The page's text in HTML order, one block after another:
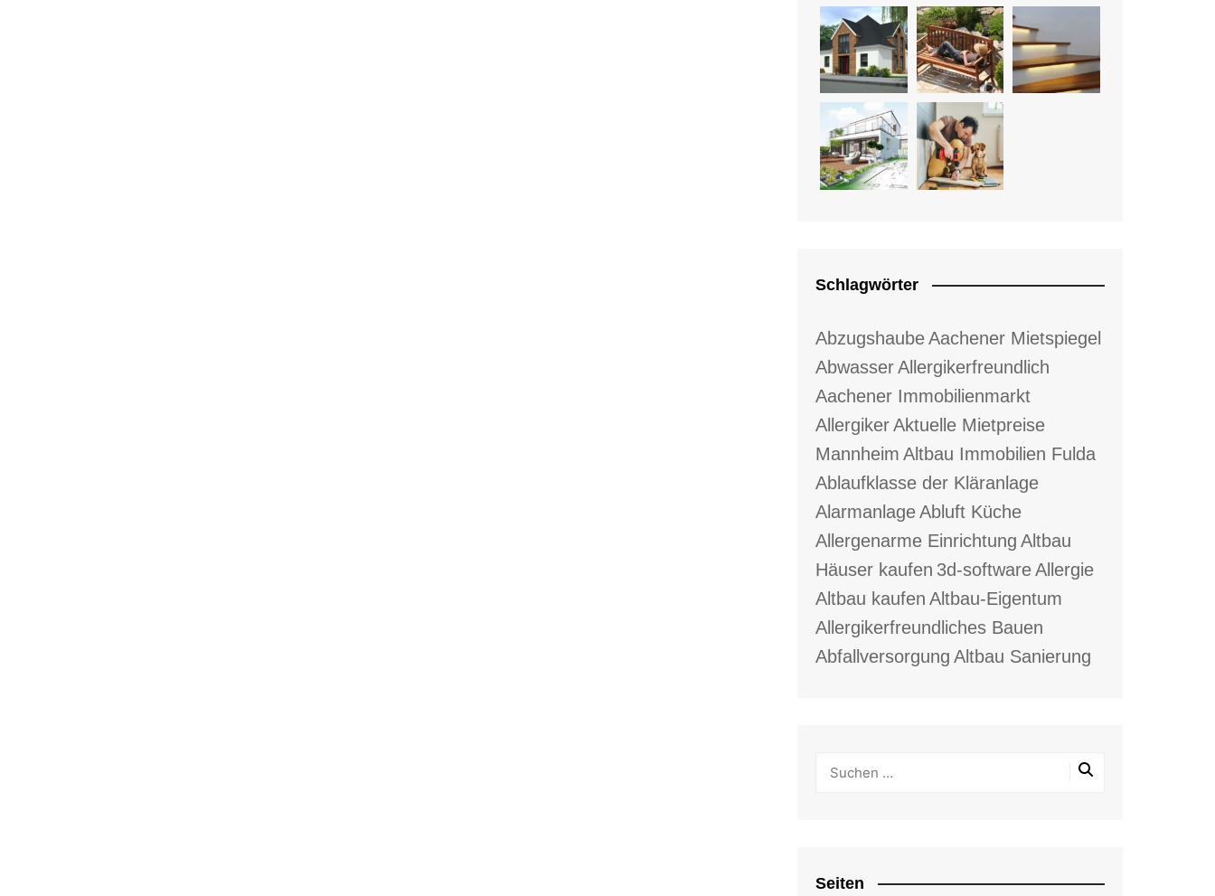
Schlagwörter
AbzugshaubeAachener Mietspiegel
AbwasserAllergikerfreundlich
Aachener Immobilienmarkt
AllergikerAktuelle Mietpreise
Mannheim Altbau Immobilien Fulda
Ablaufklasse der Kläranlage
AlarmanlageAbluft Küche
Allergenarme Einrichtung Altbau
Häuser kaufen 3d-softwareAllergie
Altbau kaufen Altbau-Eigentum
Allergikerfreundliches Bauen
Abfallversorgung Altbau Sanierung
Seiten